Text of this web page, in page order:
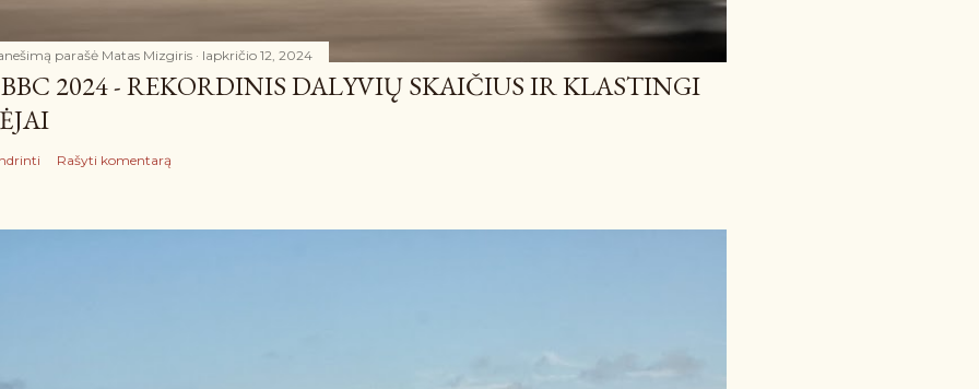
parašė Matas Mizgiris lapkričio 12, 2024
2024 - REKORDINIS DALYVIŲ SKAIČIUS IR KLASTINGI
Rašyti komentarą